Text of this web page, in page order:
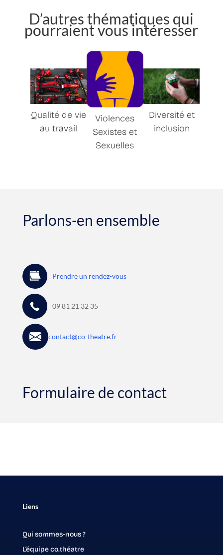
D’autres thématiques qui
pourraient vous intéresser
Qualité de vie
au travail
Violences
Sexistes et
Sexuelles
Diversité et
inclusion
Parlons-en ensemble
Prendre un rendez-vous
09 81 21 32 35
contact@co-theatre.fr
Formulaire de contact
Liens
Qui sommes-nous ?
L’équipe co.théatre